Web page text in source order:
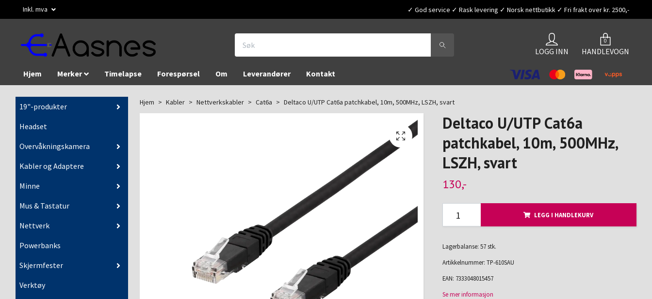
Inkl. mva ✓ God service ✓ Rask levering ✓ Norsk nettbutikk ✓ Fri frakt over kr. 2500,-
LOGG INN
0
HANDLEVOGN
Hjem Merker Timelapse Forespørsel Om Leverandører Kontakt
19"-produkter
Headset
Overvåkningskamera
Kabler og Adaptere
Minne
Mus & Tastatur
Nettverk
Powerbanks
Skjermfester
Verktøy
Hjem Kabler Nettverkskabler Cat6a Deltaco U/UTP Cat6a patchkabel, 10m, 500MHz, LSZH, svart
Deltaco U/UTP Cat6a
patchkabel, 10m, 500MHz,
LSZH, svart
130,-
LEGG I HANDLEKURV
Lagerbalanse: 57 stk.
Artikkelnummer: TP-610SAU
EAN: 7333048015457
Se mer informasjon